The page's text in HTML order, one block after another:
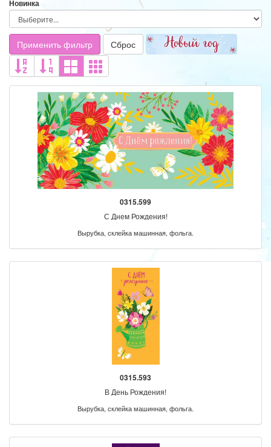
Новинка
Применить фильтр Сброс
0315.599
С Днем Рождения!
Вырубка, склейка машинная, фольга.
0315.593
В День Рождения!
Вырубка, склейка машинная, фольга.